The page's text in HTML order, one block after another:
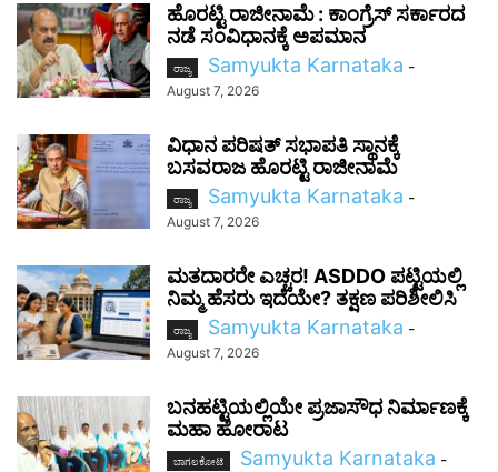
ಹೊರಟ್ಟಿ ರಾಜೀನಾಮೆ : ಕಾಂಗ್ರೆಸ್ ಸರ್ಕಾರದ
ನಡೆ ಸಂವಿಧಾನಕ್ಕೆ ಅಪಮಾನ
ರಾಜ್ಯ Samyukta Karnataka -
August 7, 2026
ವಿಧಾನ ಪರಿಷತ್ ಸಭಾಪತಿ ಸ್ಥಾನಕ್ಕೆ
ಬಸವರಾಜ ಹೊರಟ್ಟಿ ರಾಜೀನಾಮೆ
ರಾಜ್ಯ Samyukta Karnataka -
August 7, 2026
ಮತದಾರರೇ ಎಚ್ಚರ! ASDDO ಪಟ್ಟಿಯಲ್ಲಿ
ನಿಮ್ಮ ಹೆಸರು ಇದೆಯೇ? ತಕ್ಷಣ ಪರಿಶೀಲಿಸಿ
ರಾಜ್ಯ Samyukta Karnataka -
August 7, 2026
ಬನಹಟ್ಟಿಯಲ್ಲಿಯೇ ಪ್ರಜಾಸೌಧ ನಿರ್ಮಾಣಕ್ಕೆ
ಮಹಾ ಹೋರಾಟ
ಬಾಗಲಕೋಟೆ Samyukta Karnataka -